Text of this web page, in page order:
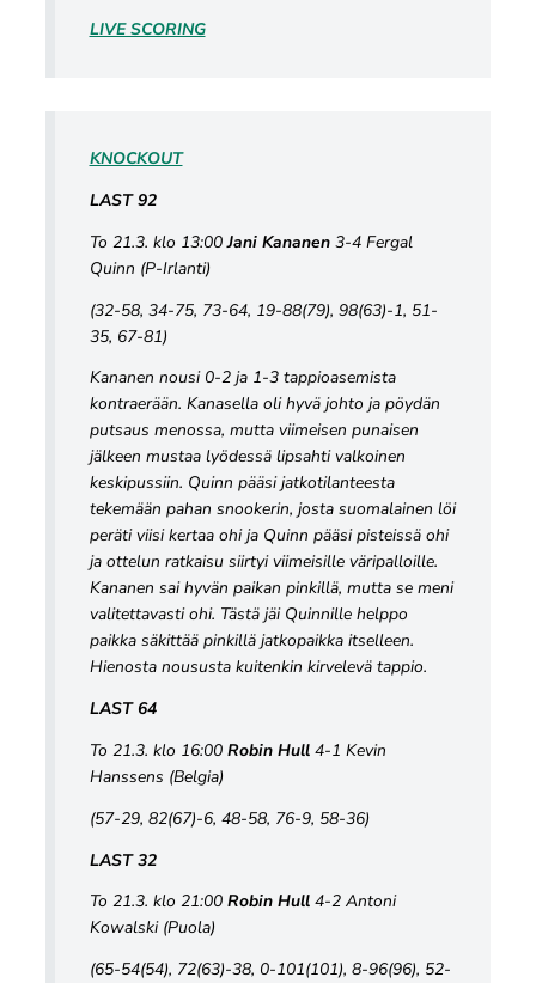
LIVE SCORING
KNOCKOUT
LAST 92
To 21.3. klo 13:00Jani Kananen3-4 Fergal
Quinn (P-Irlanti)
(32-58, 34-75, 73-64, 19-88(79), 98(63)-1, 51-
35, 67-81)
Kananen nousi 0-2 ja 1-3 tappioasemista
kontraerään. Kanasella oli hyvä johto ja pöydän
putsaus menossa, mutta viimeisen punaisen
jälkeen mustaa lyödessä lipsahti valkoinen
keskipussiin. Quinn pääsi jatkotilanteesta
tekemään pahan snookerin, josta suomalainen löi
peräti viisi kertaa ohi ja Quinn pääsi pisteissä ohi
ja ottelun ratkaisu siirtyi viimeisille väripalloille.
Kananen sai hyvän paikan pinkillä, mutta se meni
valitettavasti ohi. Tästä jäi Quinnille helppo
paikka säkittää pinkillä jatkopaikka itselleen.
Hienosta noususta kuitenkin kirvelevä tappio.
LAST 64
To 21.3. klo 16:00 Robin Hull4-1 Kevin
Hanssens (Belgia)
(57-29, 82(67)-6, 48-58, 76-9, 58-36)
LAST 32
To 21.3. klo 21:00Robin Hull4-2 Antoni
Kowalski (Puola)
(65-54(54), 72(63)-38, 0-101(101), 8-96(96), 52-